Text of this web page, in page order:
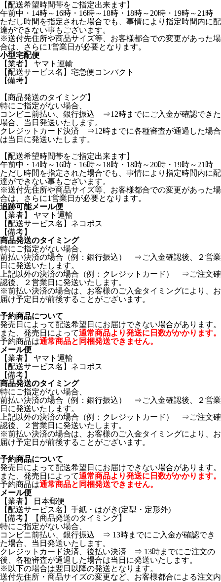
【配送希望時間帯をご指定出来ます】
午前中・14時～16時・16時～18時・18時～20時・19時～21時
ただし時間を指定された場合でも、事情により指定時間内に配
達ができない事もございます。
※送付先住所や商品サイズ等、お客様都合での変更があった場
合は、さらに1営業日が必要となります。
小型宅配便
【業者】 ヤマト運輸
【配送サービス名】宅急便コンパクト
【備考】
【商品発送のタイミング】
特にご指定がない場合、
コンビニ前払い、銀行振込 ⇒12時までにご入金が確認できた
場合、当日発送いたします。
クレジットカード決済 ⇒12時までに各種審査が通過した場合
は当日に発送いたします。
【配送希望時間帯をご指定出来ます】
午前中・14時～16時・16時～18時・18時～20時・19時～21時
ただし時間を指定された場合でも、事情により指定時間内に配
達ができない事もございます。
※送付先住所や商品サイズ等、お客様都合での変更があった場
合は、さらに1営業日が必要となります。
追跡可能メール便
【業者】 ヤマト運輸
【配送サービス名】ネコポス
【備考】
商品発送のタイミング
特にご指定がない場合、
前払い決済の場合（例：銀行振込） ⇒ご入金確認後、２営業
日に発送いたします。
上記以外の決済の場合（例：クレジットカード） ⇒ご注文確
認後、２営業日に発送いたします。
※前払い決済の場合は、お客様のご入金タイミングにより、お
届け予定日が前後することがございます。
予約商品について
発売日によって配送希望日にお届けできない場合があります。
また、発売日によって通常商品より発送に日数がかかります。
予約商品は通常商品と同梱発送できません。
メール便
【業者】 ヤマト運輸
【配送サービス名】ネコポス
【備考】
商品発送のタイミング
特にご指定がない場合、
前払い決済の場合（例：銀行振込） ⇒ご入金確認後、２営業
日に発送いたします。
上記以外の決済の場合（例：クレジットカード） ⇒ご注文確
認後、２営業日に発送いたします。
※前払い決済の場合は、お客様のご入金タイミングにより、お
届け予定日が前後することがございます。
予約商品について
発売日によって配送希望日にお届けできない場合があります。
また、発売日によって通常商品より発送に日数がかかります。
予約商品は通常商品と同梱発送できません。
メール便
【業者】 日本郵便
【配送サービス名】手紙・はがき(定型・定形外)
【備考】【商品発送のタイミング】
特にご指定がない場合、
コンビニ前払い、銀行振込 ⇒ 13時までにご入金が確認でき
た場合、当日発送いたします。
クレジットカード決済、後払い決済 ⇒ 13時までにご注文の
後、各種審査が通過した場合は当日に発送いたします。
※以下の場合は翌日以降の発送となります。
送付先住所・商品サイズの変更など、お客様都合による注文内